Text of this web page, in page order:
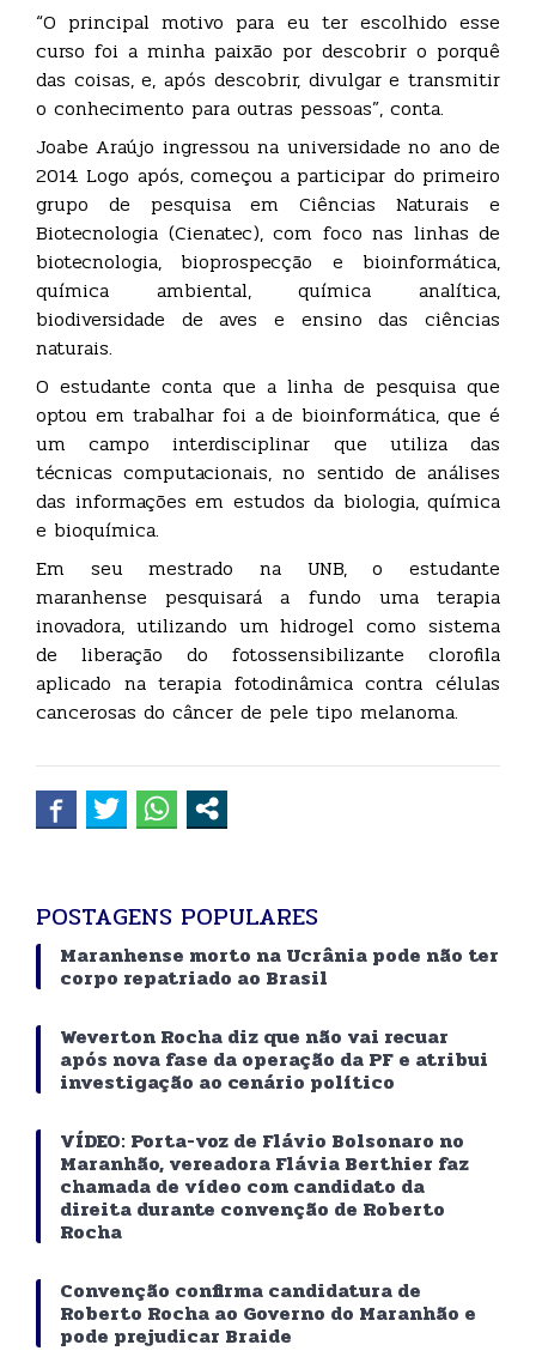
“O principal motivo para eu ter escolhido esse
curso foi a minha paixão por descobrir o porquê
das coisas, e, após descobrir, divulgar e transmitir
o conhecimento para outras pessoas”, conta.
Joabe Araújo ingressou na universidade no ano de
2014. Logo após, começou a participar do primeiro
grupo de pesquisa em Ciências Naturais e
Biotecnologia (Cienatec), com foco nas linhas de
biotecnologia, bioprospecção e bioinformática,
química ambiental, química analítica,
biodiversidade de aves e ensino das ciências
naturais.
O estudante conta que a linha de pesquisa que
optou em trabalhar foi a de bioinformática, que é
um campo interdisciplinar que utiliza das
técnicas computacionais, no sentido de análises
das informações em estudos da biologia, química
e bioquímica.
Em seu mestrado na UNB, o estudante
maranhense pesquisará a fundo uma terapia
inovadora, utilizando um hidrogel como sistema
de liberação do fotossensibilizante clorofila
aplicado na terapia fotodinâmica contra células
cancerosas do câncer de pele tipo melanoma.
POSTAGENS POPULARES
Maranhense morto na Ucrânia pode não ter
corpo repatriado ao Brasil
Weverton Rocha diz que não vai recuar
após nova fase da operação da PF e atribui
investigação ao cenário político
VÍDEO: Porta-voz de Flávio Bolsonaro no
Maranhão, vereadora Flávia Berthier faz
chamada de vídeo com candidato da
direita durante convenção de Roberto
Rocha
Convenção confirma candidatura de
Roberto Rocha ao Governo do Maranhão e
pode prejudicar Braide